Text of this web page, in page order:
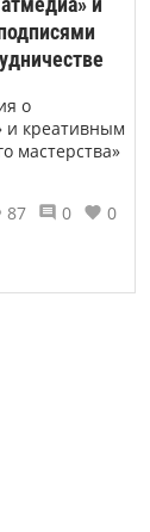
о
и креативным
мастерства»
87
0 0